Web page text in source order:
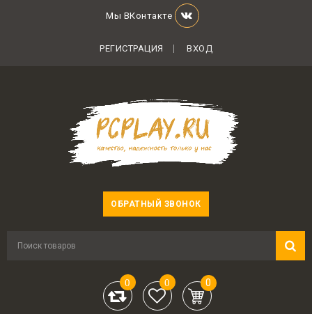
Мы ВКонтакте
РЕГИСТРАЦИЯ ВХОД
ОБРАТНЫЙ ЗВОНОК
0
0
0